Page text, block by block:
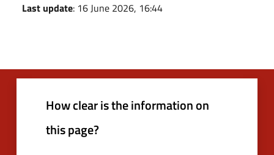
Last update: 16 June 2026, 16:44
How clear is the information on
this page?